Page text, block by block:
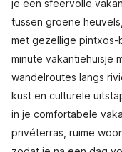
je een sfeervolle
tussen groene
met gezellige pintxos-
minute vakantiehuisje
wandelroutes langs
kust en culturele
in je comfortabele
privéterras, ruime